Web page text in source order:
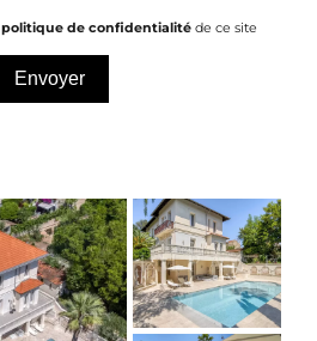
politique de confidentialitéde ce site
Envoyer